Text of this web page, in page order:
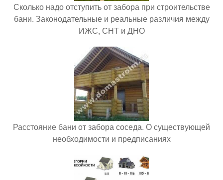
Сколько надо отступить от забора при строительстве
бани. Законодательные и реальные различия между
ИЖС, СНТ и ДНО
Расстояние бани от забора соседа. О существующей
необходимости и предписаниях